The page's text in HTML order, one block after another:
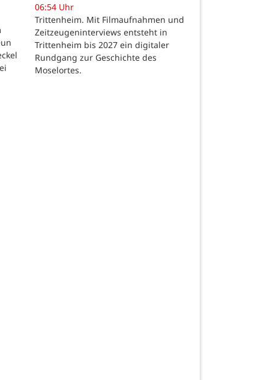
06:54 Uhr
Trittenheim. Mit Filmaufnahmen und
Zeitzeugeninterviews entsteht in
Trittenheim bis 2027 ein digitaler
Rundgang zur Geschichte des
Moselortes.